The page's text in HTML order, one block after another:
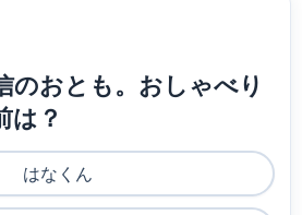
のおとも。おしゃべり
は？
はなくん